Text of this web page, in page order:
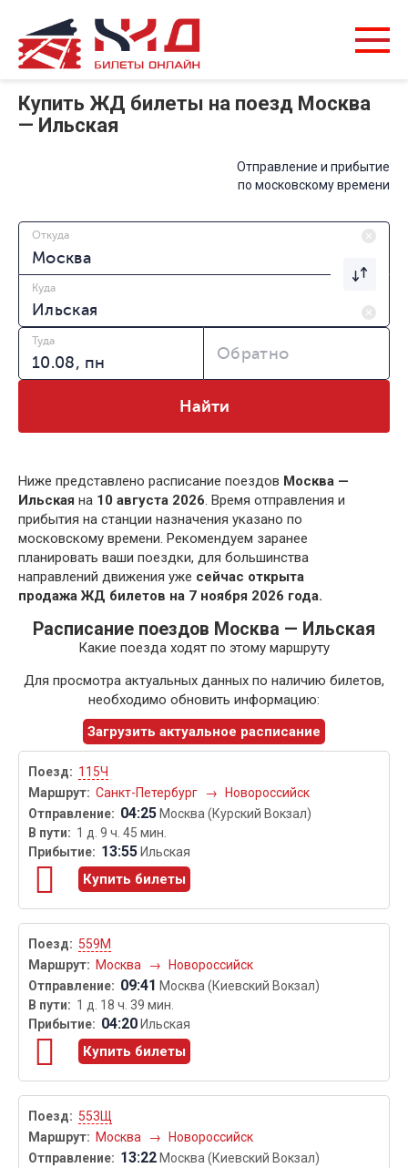
Купить ЖД билеты на поезд Москва
— Ильская
Отправление и прибытие
по московскому времени
Откуда
Куда
Туда
Обратно
Найти
Ниже представлено расписание поездов Москва —
Ильская на 10 августа 2026. Время отправления и
прибытия на станции назначения указано по
московскому времени. Рекомендуем заранее
планировать ваши поездки, для большинства
направлений движения уже сейчас открыта
продажа ЖД билетов на 7 ноября 2026 года.
Расписание поездов Москва — Ильская
Какие поезда ходят по этому маршруту
Для просмотра актуальных данных по наличию билетов,
необходимо обновить информацию:
Загрузить актуальное расписание
115Ч
Санкт-Петербург
→ Новороссийск
04:25 Москва (Курский Вокзал)
1 д. 9 ч. 45 мин.
13:55 Ильская
Купить билеты
559М
Москва
→ Новороссийск
09:41 Москва (Киевский Вокзал)
1 д. 18 ч. 39 мин.
04:20 Ильская
Купить билеты
553Щ
Москва
→ Новороссийск
13:22 Москва (Киевский Вокзал)